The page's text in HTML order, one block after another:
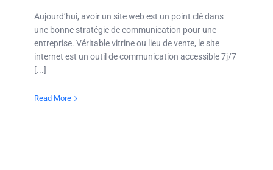
Aujourd’hui, avoir un site web est un point clé dans
une bonne stratégie de communication pour une
entreprise. Véritable vitrine ou lieu de vente, le site
internet est un outil de communication accessible 7j/7
[...]
Read More